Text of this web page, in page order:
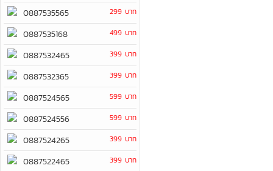
0887535565 299 บาท
0887535168 499 บาท
0887532465 399 บาท
0887532365 399 บาท
0887524565 599 บาท
0887524556 599 บาท
0887524265 399 บาท
0887522465 399 บาท